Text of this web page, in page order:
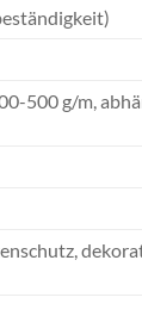
500 g/m,